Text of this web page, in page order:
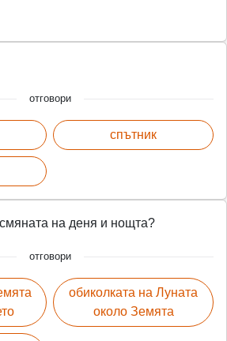
отговори
спътник
на деня и нощта?
отговори
обиколката на Луната
около Земята